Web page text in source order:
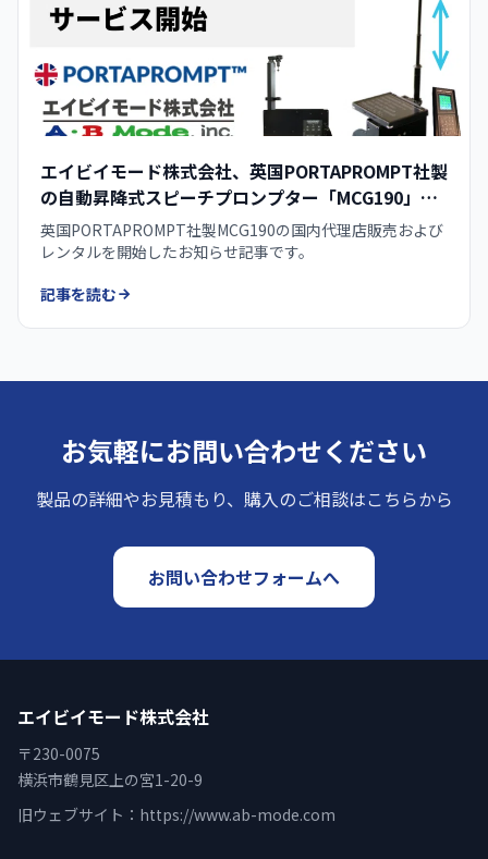
エイビイモード株式会社、英国PORTAPROMPT社製
の自動昇降式スピーチプロンプター「MCG190」の
代理店販売・レンタルを開始
英国PORTAPROMPT社製MCG190の国内代理店販売および
レンタルを開始したお知らせ記事です。
記事を読む
お気軽にお問い合わせください
製品の詳細やお見積もり、購入のご相談はこちらから
お問い合わせフォームへ
エイビイモード株式会社
〒230-0075
横浜市鶴見区上の宮1-20-9
旧ウェブサイト： https://www.ab-mode.com